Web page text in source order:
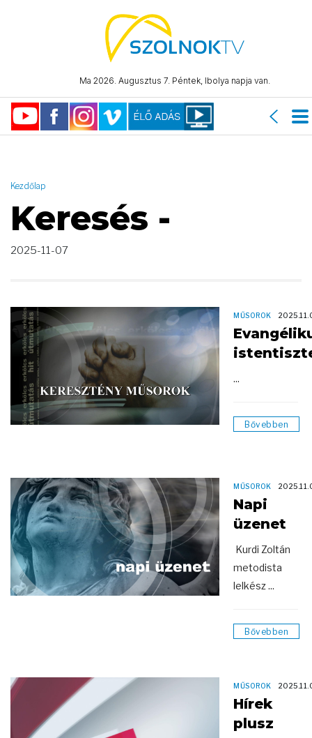
Ma 2026. Augusztus 7. Péntek, Ibolya napja van.
"2025-11-07 23:59:59" )
Kezdőlap
Keresés -
2025-11-07
MŰSOROK
...
Bővebben
MŰSOROK
Napi
üzenet
Kurdi Zoltán
metodista
lelkész ...
Bővebben
MŰSOROK
Hírek
plusz